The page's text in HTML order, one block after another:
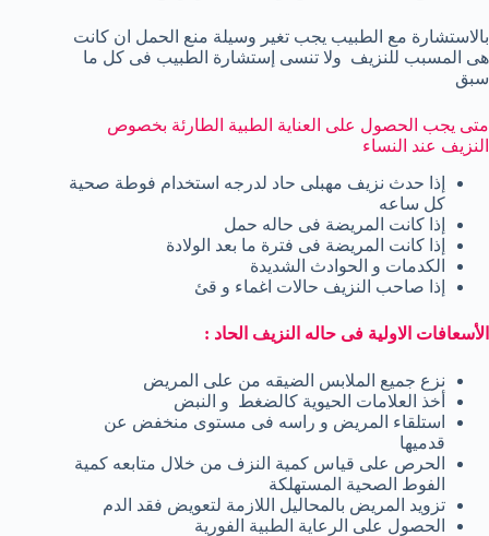
بالاستشارة مع الطبيب يجب تغير وسيلة منع الحمل ان كانت
هى المسبب للنزيف ولا تنسى إستشارة الطبيب فى كل ما
سبق
متى يجب الحصول على العناية الطبية الطارئة بخصوص
النزيف عند النساء
إذا حدث نزيف مهبلى حاد لدرجه استخدام فوطة صحية
كل ساعه
إذا كانت المريضة فى حاله حمل
إذا كانت المريضة فى فترة ما بعد الولادة
الكدمات و الحوادث الشديدة
إذا صاحب النزيف حالات اغماء و قئ
الأسعافات الاولية فى حاله النزيف الحاد :
نزع جميع الملابس الضيقه من على المريض
أخذ العلامات الحيوية كالضغط و النبض
استلقاء المريض و راسه فى مستوى منخفض عن
قدميها
الحرص على قياس كمية النزف من خلال متابعه كمية
الفوط الصحية المستهلكة
تزويد المريض بالمحاليل اللازمة لتعويض فقد الدم
الحصول على الرعاية الطبية الفورية